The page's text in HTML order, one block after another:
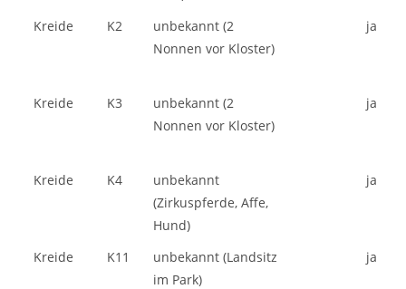
Kreide K2
unbekannt (2
Nonnen vor Kloster)
ja
Kreide K3
unbekannt (2
Nonnen vor Kloster)
ja
Kreide K4
unbekannt
(Zirkuspferde, Affe,
Hund)
ja
Kreide K11
unbekannt (Landsitz
im Park)
ja